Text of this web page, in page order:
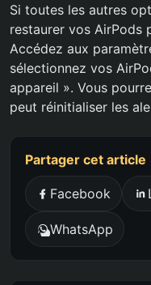
Si toutes les autres
restaurer vos AirPods
Accédez aux
sélectionnez vos
appareil ». Vous
peut réinitialiser les
Partager cet article
Facebook
WhatsApp